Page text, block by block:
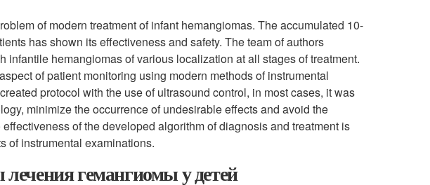
of modern treatment of infant hemangiomas. The accumulated 10-
has shown its effectiveness and safety. The team of authors
infantile hemangiomas of various localization at all stages of treatment.
of patient monitoring using modern methods of instrumental
protocol with the use of ultrasound control, in most cases, it was
minimize the occurrence of undesirable effects and avoid the
of the developed algorithm of diagnosis and treatment is
of instrumental examinations.
гемангиомы у детей